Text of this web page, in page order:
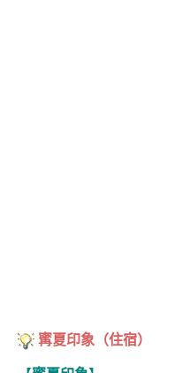
寗夏印象（住宿）